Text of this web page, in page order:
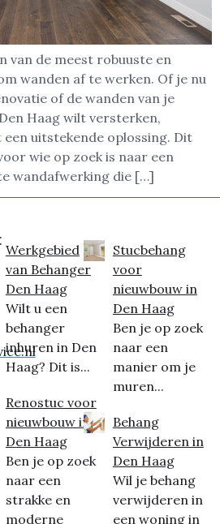
van de meest robuuste en
wanden af te werken. Of je nu
of de wanden van je
Haag wilt versterken,
een uitstekende oplossing. Dit
wie op zoek is naar een
wandafwerking die […]
Werkgebied
van Behanger
Den Haag
Wilt u een
behanger
inhuren in Den
Haag? Dit is...
Renostuc voor
nieuwbouw in
Den Haag
Ben je op zoek
naar een
strakke en
moderne
Stucbehang
voor
nieuwbouw in
Den Haag
Ben je op zoek
naar een
manier om je
muren...
Behang
Verwijderen in
Den Haag
Wil je behang
verwijderen in
een woning in